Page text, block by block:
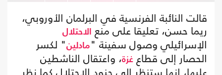
قالت النائبة الفرنسية في البرلمان الأوروبي،
ريما حسن، تعليقا على منع الاحتلال
الإسرائيلي وصول سفينة " مادلين" لكسر
الحصار إلى قطاع غزة، واعتقال الناشطين